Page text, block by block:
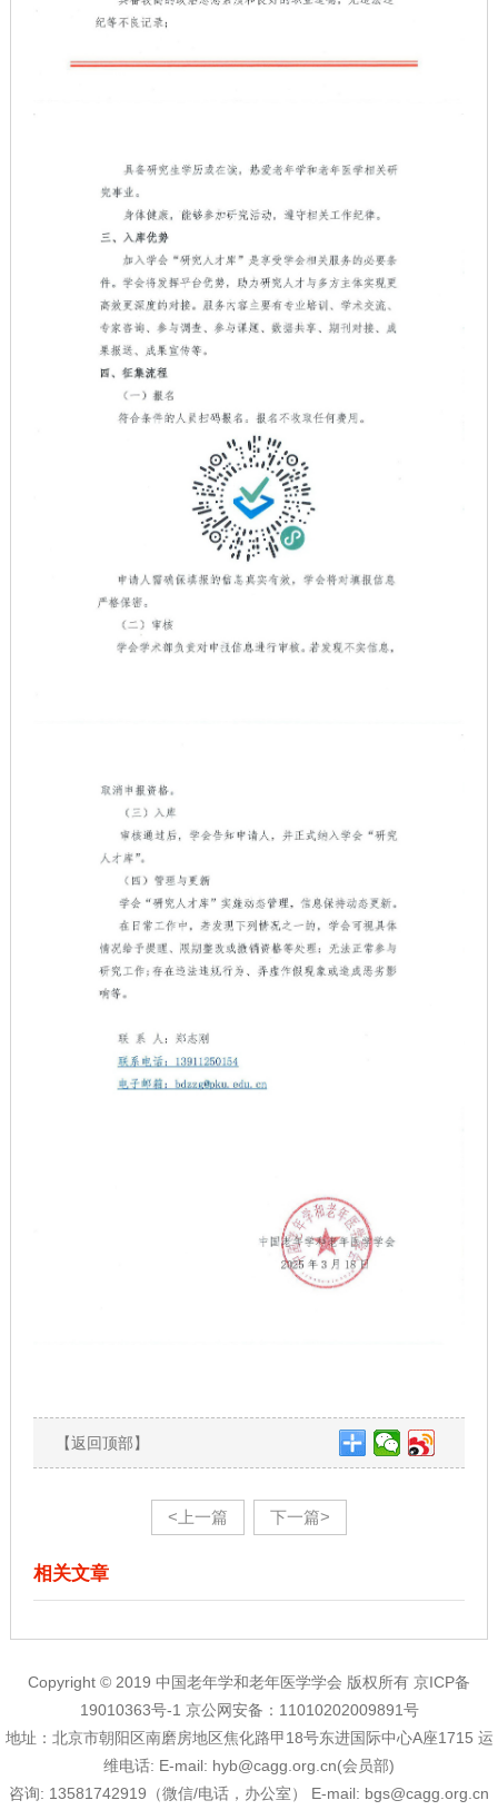
【返回顶部】
<上一篇 下一篇>
相关文章
Copyright © 2019 中国老年学和老年医学学会 版权所有 京ICP备
19010363号-1 京公网安备：11010202009891号
地址：北京市朝阳区南磨房地区焦化路甲18号东进国际中心A座1715 运
维电话: E-mail: hyb@cagg.org.cn(会员部)
咨询: 13581742919（微信/电话，办公室） E-mail: bgs@cagg.org.cn